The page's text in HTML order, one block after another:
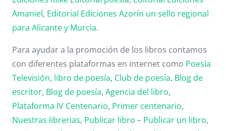
Amaniel, Editorial Ediciones Azorín un sello regional
para Alicante y Murcia.
Para ayudar a la promoción de los libros contamos
con diferentes plataformas en internet como Poesía
Televisión, libro de poesía, Club de poesía, Blog de
escritor, Blog de poesía, Agencia del libro,
Plataforma IV Centenario, Primer centenario,
Nuestras librerias, Publicar libro – Publicar un libro,